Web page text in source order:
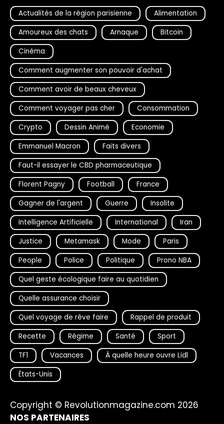
Actualités de la région parisienne
Alimentation
Amoureux des chats
Arnaque
Bitcoin
Cinéma
Comment augmenter son pouvoir d'achat
Comment avoir de beaux cheveux
Comment voyager pas cher
Consommation
Crypto
Dessin Animé
Economie
Emmanuel Macron
Faits divers
Faut-il essayer le CBD pharmaceutique
Florent Pagny
Football
France
Gagner de l'argent
Guerre
Insolite
Intelligence Artificielle
International
Iran
Justice
Metamask Mode
Paris
People
Police Politique
Prono NBA
Quel geste écologique faire au quotidien
Quelle assurance choisir
Quel voyage de rêve faire
Rappel de produit
Recette
Régime Santé
Sport
TF1
Vacances
À quelle heure ouvre Lidl
États-Unis
Copyright © Revolutionmagazine.com 2026
NOS PARTENAIRES